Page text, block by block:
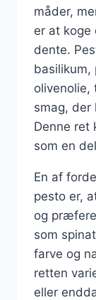
måder,
er at koge
dente.
basilikum,
olivenolie,
smag, der
Denne ret
som en
En af
pesto er,
og
som
farve og
retten
eller